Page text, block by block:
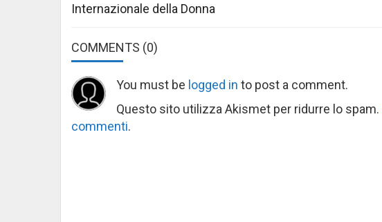
Internazionale della Donna
COMMENTS (0)
You must be logged in to post a comment.
Questo sito utilizza Akismet per ridurre lo spam.
commenti.